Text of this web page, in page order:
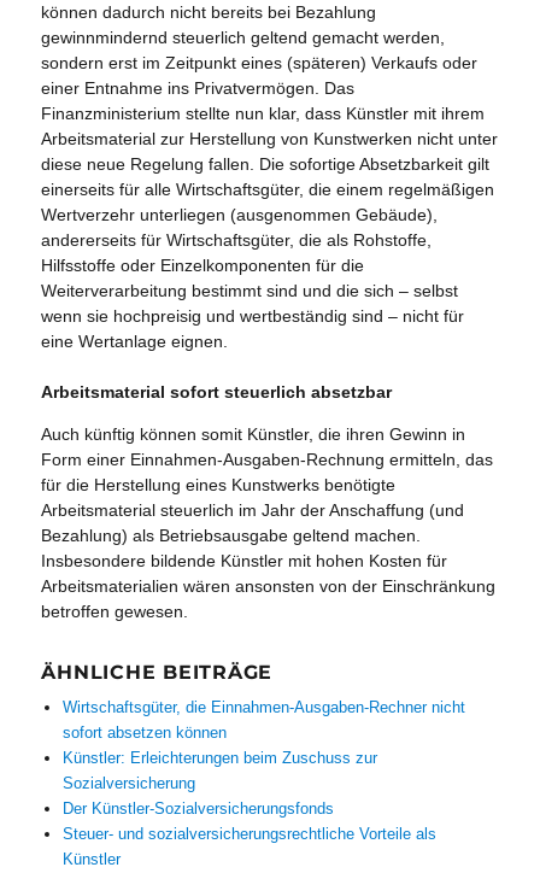
können dadurch nicht bereits bei Bezahlung
gewinnmindernd steuerlich geltend gemacht werden,
sondern erst im Zeitpunkt eines (späteren) Verkaufs oder
einer Entnahme ins Privatvermögen. Das
Finanzministerium stellte nun klar, dass Künstler mit ihrem
Arbeitsmaterial zur Herstellung von Kunstwerken nicht unter
diese neue Regelung fallen. Die sofortige Absetzbarkeit gilt
einerseits für alle Wirtschaftsgüter, die einem regelmäßigen
Wertverzehr unterliegen (ausgenommen Gebäude),
andererseits für Wirtschaftsgüter, die als Rohstoffe,
Hilfsstoffe oder Einzelkomponenten für die
Weiterverarbeitung bestimmt sind und die sich – selbst
wenn sie hochpreisig und wertbeständig sind – nicht für
eine Wertanlage eignen.
Arbeitsmaterial sofort steuerlich absetzbar
Auch künftig können somit Künstler, die ihren Gewinn in
Form einer Einnahmen-Ausgaben-Rechnung ermitteln, das
für die Herstellung eines Kunstwerks benötigte
Arbeitsmaterial steuerlich im Jahr der Anschaffung (und
Bezahlung) als Betriebsausgabe geltend machen.
Insbesondere bildende Künstler mit hohen Kosten für
Arbeitsmaterialien wären ansonsten von der Einschränkung
betroffen gewesen.
ÄHNLICHE BEITRÄGE
Wirtschaftsgüter, die Einnahmen-Ausgaben-Rechner nicht
sofort absetzen können
Künstler: Erleichterungen beim Zuschuss zur
Sozialversicherung
Der Künstler-Sozialversicherungsfonds
Steuer- und sozialversicherungsrechtliche Vorteile als
Künstler